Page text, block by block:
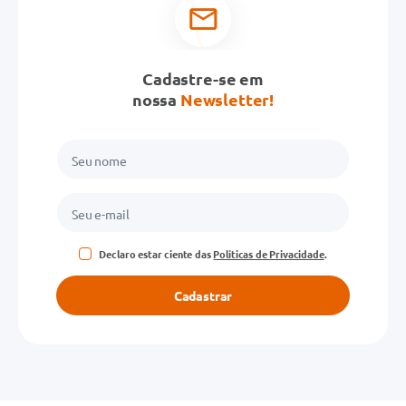
Cadastre-se em
nossa Newsletter!
Declaro estar ciente dasPolíticas de Privacidade.
Cadastrar